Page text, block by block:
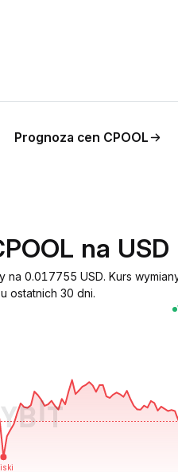
Prognoza cen CPOOL
na USD
0.017755 USD. Kurs
ostatnich 30 dni.